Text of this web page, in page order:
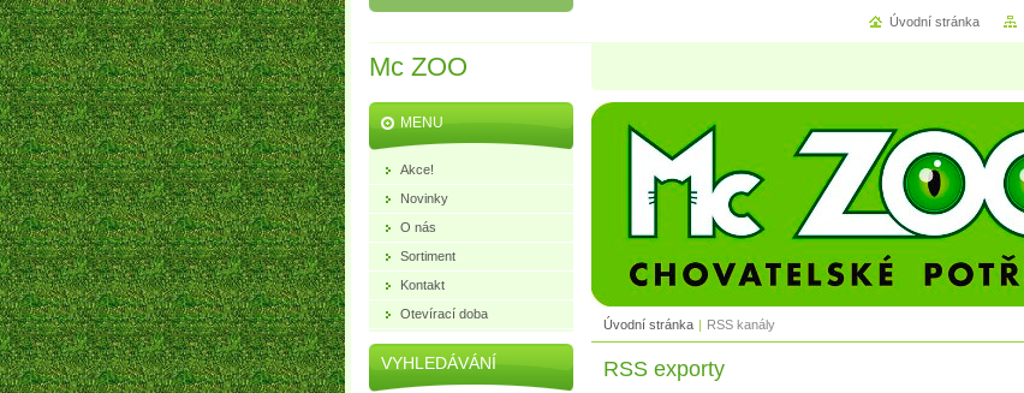
Mc ZOO
Úvodní stránka | RSS kanály
RSS exporty
MENU
Akce!
Novinky
O nás
Sortiment
Kontakt
Otevírací doba
VYHLEDÁVÁNÍ
Úvodní stránka